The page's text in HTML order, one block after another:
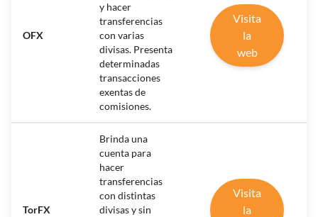
OFX
y hacer
transferencias
con varias
divisas. Presenta
determinadas
transacciones
exentas de
comisiones.
Visita
la
web
TorFX
Brinda una
cuenta para
hacer
transferencias
con distintas
divisas y sin
Visita
la